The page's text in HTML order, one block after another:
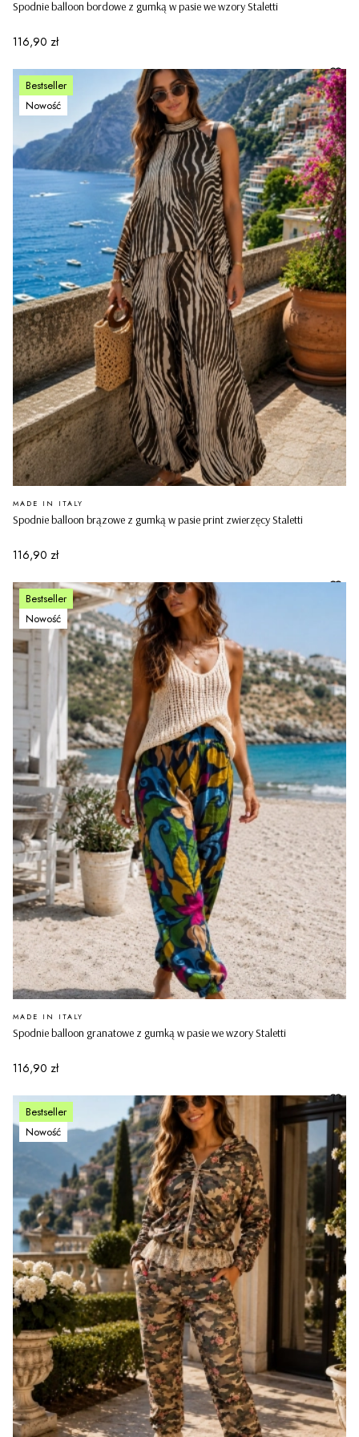
Spodnie balloon bordowe z gumką w pasie we wzory Staletti
Cena
116,90 zł
Bestseller
Nowość
Spodnie balloon brązowe z gumką w pasie print zwierzęcy Staletti
PRODUCENT
MADE IN ITALY
Cena
116,90 zł
Bestseller
Nowość
Spodnie balloon granatowe z gumką w pasie we wzory Staletti
PRODUCENT
MADE IN ITALY
Cena
116,90 zł
Bestseller
Nowość